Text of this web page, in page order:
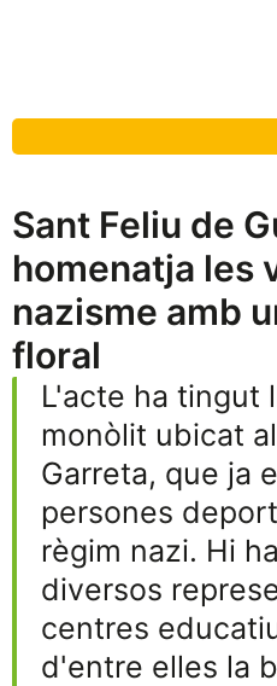
Sant Feliu de
homenatja les
nazisme amb
floral
L'acte ha tingut
monòlit ubicat
Garreta, que ja
persones
règim nazi. Hi
diversos
centres
d'entre elles la